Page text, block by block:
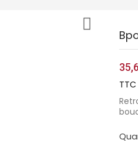

TTC